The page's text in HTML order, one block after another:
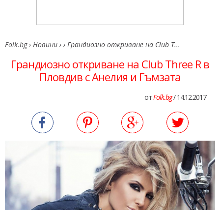
Folk.bg › Новини › › Грандиозно откриване на Club T...
Грандиозно откриване на Club Three R в
Пловдив с Анелия и Гъмзата
отFolk.bg/ 14.12.2017